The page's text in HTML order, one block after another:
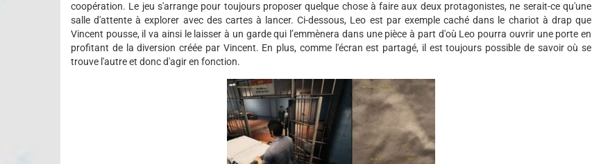
coopération. Le jeu s'arrange pour toujours proposer quelque chose à faire aux deux protagonistes, ne serait-ce qu'une
salle d'attente à explorer avec des cartes à lancer. Ci-dessous, Leo est par exemple caché dans le chariot à drap que
Vincent pousse, il va ainsi le laisser à un garde qui l’emmènera dans une pièce à part d'où Leo pourra ouvrir une porte en
profitant de la diversion créée par Vincent. En plus, comme l'écran est partagé, il est toujours possible de savoir où se
trouve l'autre et donc d'agir en fonction.